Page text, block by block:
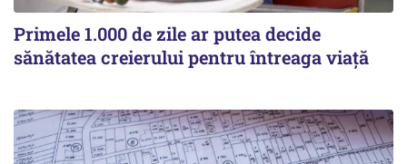
Primele 1.000 de zile ar putea decide
sănătatea creierului pentru întreaga viață